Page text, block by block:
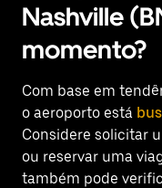
Nashville
momento?
Com base em
o aeroporto está
Considere solicitar
ou reservar uma
também pode